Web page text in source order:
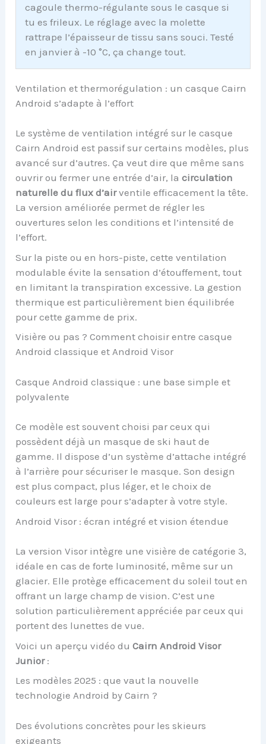
cagoule thermo-régulante sous le casque si
tu es frileux. Le réglage avec la molette
rattrape l’épaisseur de tissu sans souci. Testé
en janvier à -10 °C, ça change tout.
Ventilation et thermorégulation : un casque Cairn
Android s’adapte à l’effort
Le système de ventilation intégré sur le casque
Cairn Android est passif sur certains modèles, plus
avancé sur d’autres. Ça veut dire que même sans
ouvrir ou fermer une entrée d’air, lacirculation
naturelle du flux d’airventile efficacement la tête.
La version améliorée permet de régler les
ouvertures selon les conditions et l’intensité de
l’effort.
Sur la piste ou en hors-piste, cette ventilation
modulable évite la sensation d’étouffement, tout
en limitant la transpiration excessive. La gestion
thermique est particulièrement bien équilibrée
pour cette gamme de prix.
Visière ou pas ? Comment choisir entre casque
Android classique et Android Visor
Casque Android classique : une base simple et
polyvalente
Ce modèle est souvent choisi par ceux qui
possèdent déjà un masque de ski haut de
gamme. Il dispose d’un système d’attache intégré
à l’arrière pour sécuriser le masque. Son design
est plus compact, plus léger, et le choix de
couleurs est large pour s’adapter à votre style.
Android Visor : écran intégré et vision étendue
La version Visor intègre une visière de catégorie 3,
idéale en cas de forte luminosité, même sur un
glacier. Elle protège efficacement du soleil tout en
offrant un large champ de vision. C’est une
solution particulièrement appréciée par ceux qui
portent des lunettes de vue.
Voici un aperçu vidéo duCairn Android Visor
Junior:
Les modèles 2025 : que vaut la nouvelle
technologie Android by Cairn ?
Des évolutions concrètes pour les skieurs
exigeants